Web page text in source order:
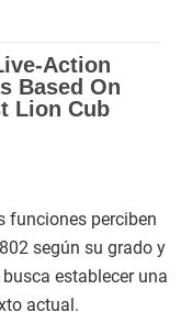
funciones perciben
según su grado y
establecer una
actual.